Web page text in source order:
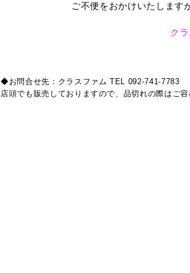
ご不便をおかけいたします
ク
◆お問合せ先：クラスファム TEL 092-741-7783
店頭でも販売しておりますので、品切れの際はご容